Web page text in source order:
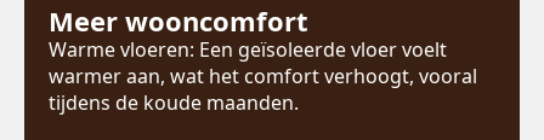
Meer wooncomfort
Warme vloeren: Een geïsoleerde vloer voelt
warmer aan, wat het comfort verhoogt, vooral
tijdens de koude maanden.